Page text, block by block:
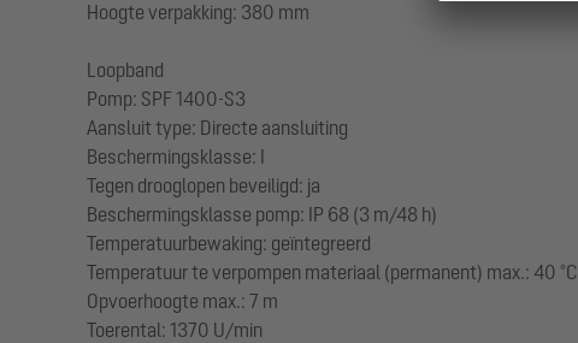
Hoogte verpakking: 380 mm
Loopband
Pomp: SPF 1400-S3
Aansluit type: Directe aansluiting
Beschermingsklasse: I
Tegen drooglopen beveiligd: ja
Beschermingsklasse pomp: IP 68 (3 m/48 h)
Temperatuurbewaking: geïntegreerd
Temperatuur te verpompen materiaal (permanent) max.: 40 °C
Opvoerhoogte max.: 7 m
Toerental: 1370 U/min